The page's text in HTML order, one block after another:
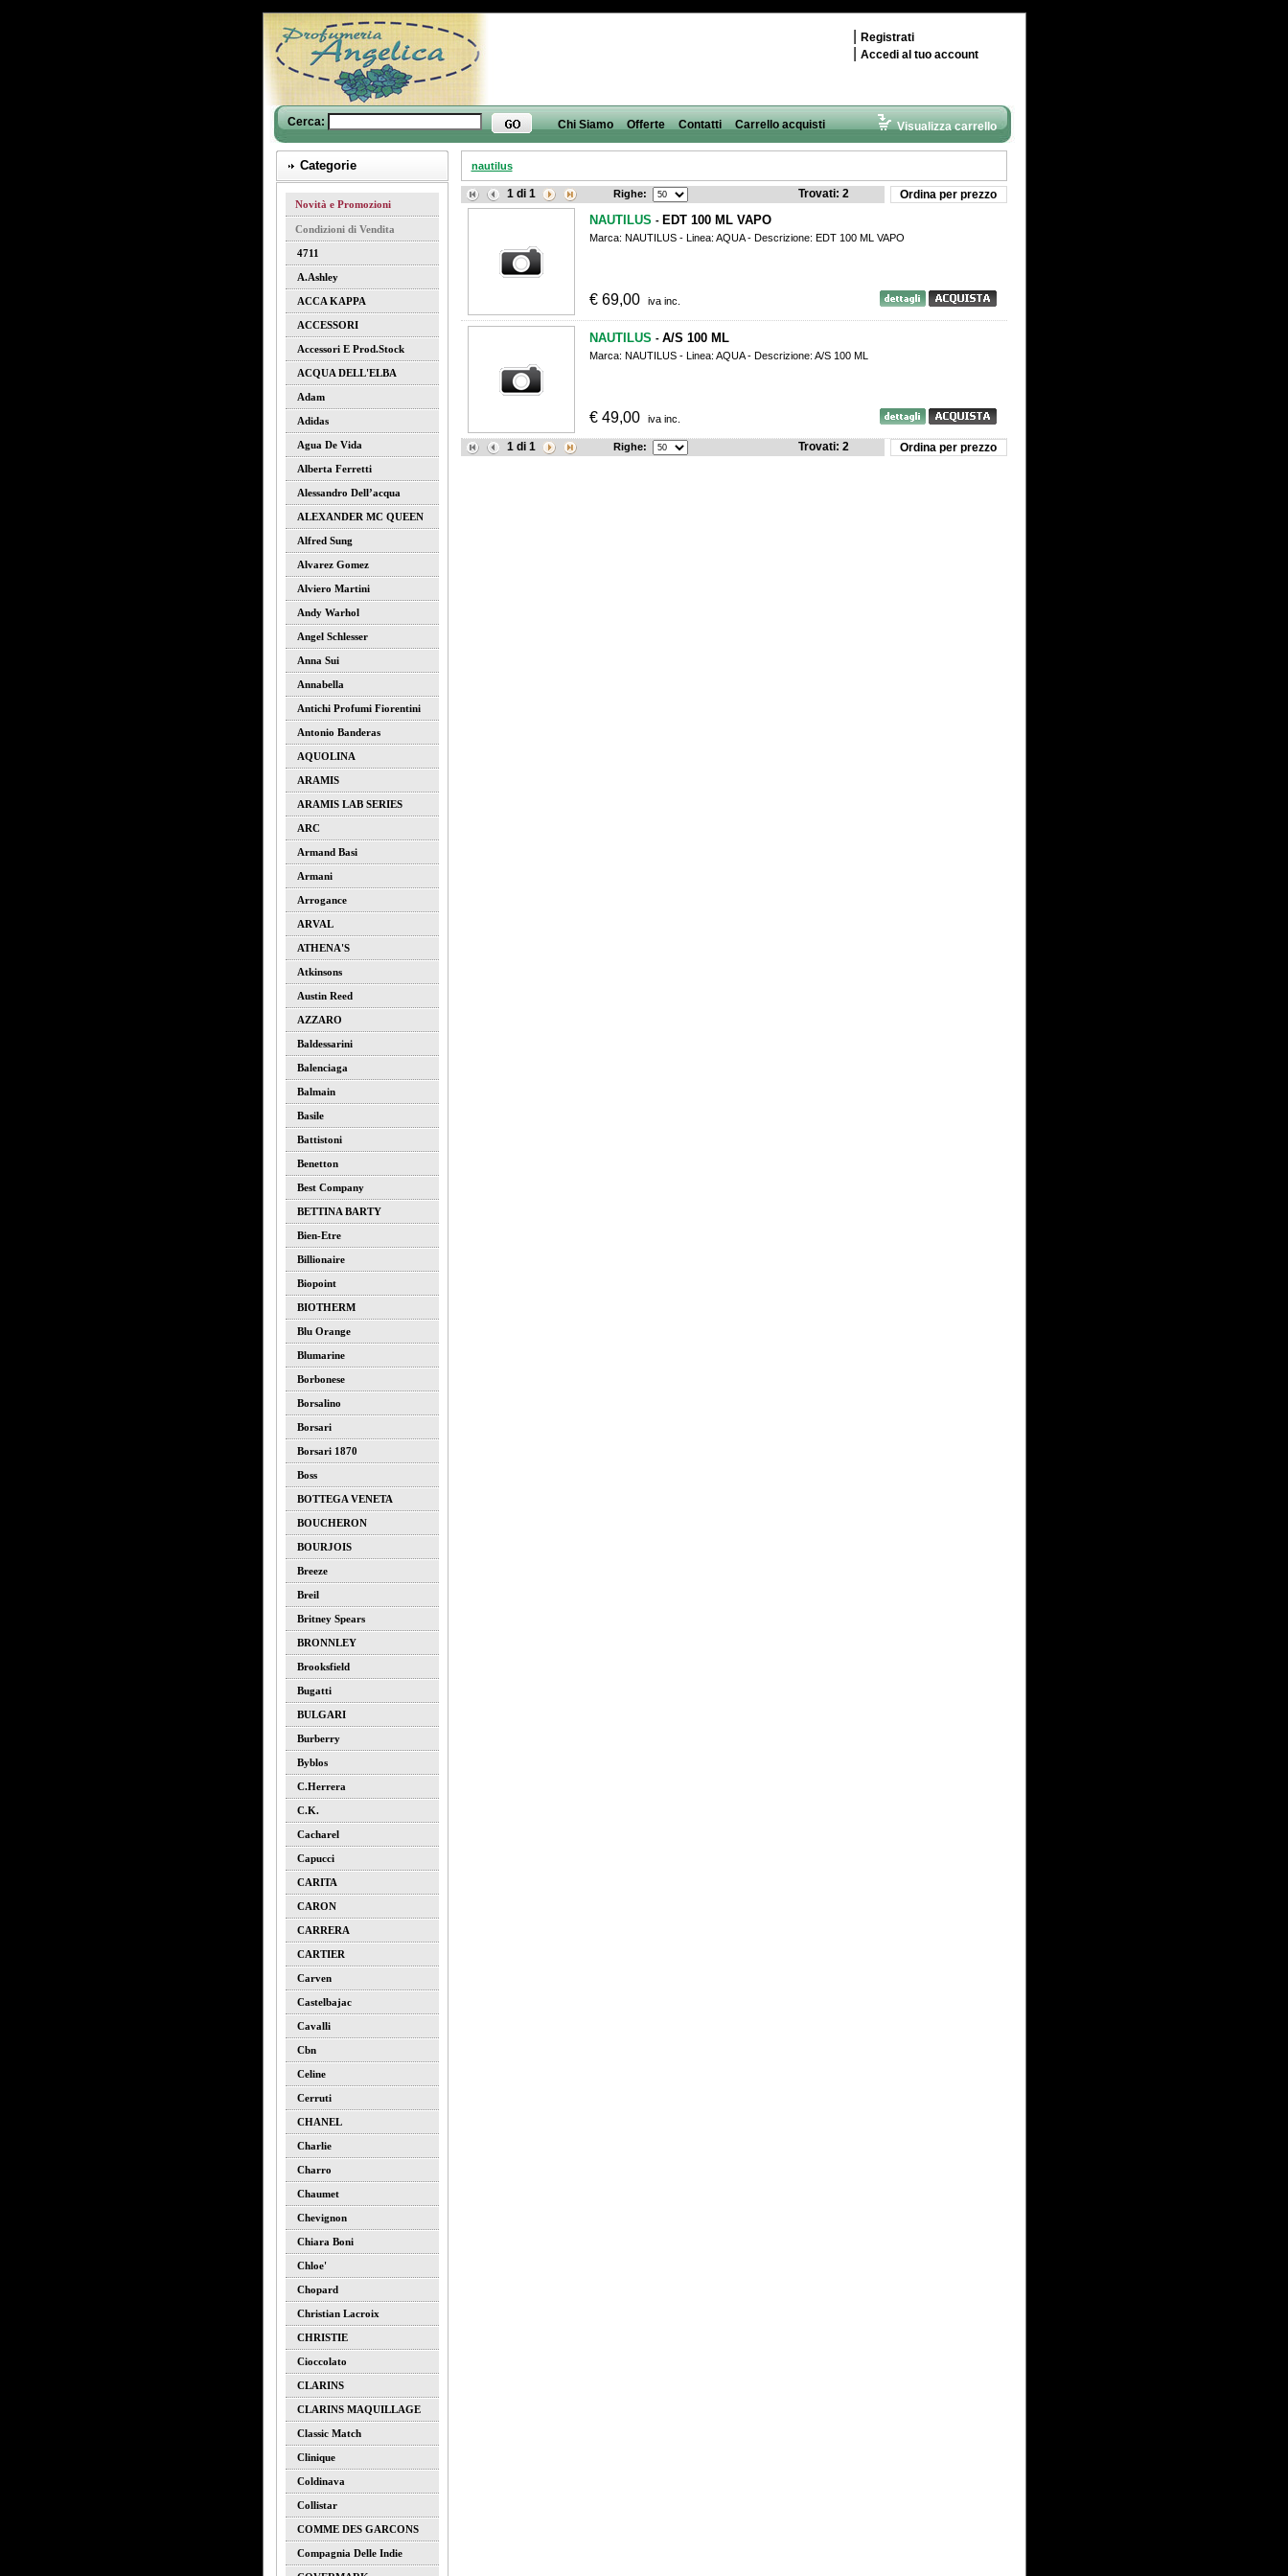
Registrati
Accedi al tuo account
Cerca: Chi Siamo Offerte Contatti Carrello acquisti Visualizza carrello
Categorie
Novità e Promozioni
Condizioni di Vendita
4711
A.ashley
ACCA KAPPA
ACCESSORI
Accessori E Prod.stock
ACQUA DELL'ELBA
Adam
Adidas
Agua De Vida
Alberta Ferretti
Alessandro Dell’acqua
ALEXANDER MC QUEEN
Alfred Sung
Alvarez Gomez
Alviero Martini
Andy Warhol
Angel Schlesser
Anna Sui
Annabella
Antichi Profumi Fiorentini
Antonio Banderas
AQUOLINA
ARAMIS
ARAMIS LAB SERIES
ARC
Armand Basi
Armani
Arrogance
ARVAL
ATHENA'S
Atkinsons
Austin Reed
AZZARO
Baldessarini
Balenciaga
Balmain
Basile
Battistoni
Benetton
Best Company
BETTINA BARTY
Bien-Etre
Billionaire
Biopoint
BIOTHERM
Blu Orange
Blumarine
Borbonese
Borsalino
Borsari
Borsari 1870
Boss
BOTTEGA VENETA
BOUCHERON
BOURJOIS
Breeze
Breil
Britney Spears
BRONNLEY
Brooksfield
Bugatti
BULGARI
Burberry
Byblos
C.herrera
C.k.
Cacharel
Capucci
CARITA
CARON
CARRERA
CARTIER
Carven
Castelbajac
Cavalli
Cbn
Celine
Cerruti
CHANEL
Charlie
Charro
Chaumet
Chevignon
Chiara Boni
Chloe'
Chopard
Christian Lacroix
CHRISTIE
Cioccolato
CLARINS
CLARINS MAQUILLAGE
Classic Match
Clinique
Coldinava
Collistar
COMME DES GARCONS
Compagnia Delle Indie
nautilus
1di 1 Righe: Trovati: 2 Ordina per prezzo
1di 1 Righe: Trovati: 2 Ordina per prezzo
NAUTILUS - EDT 100 ML VAPO
Marca: NAUTILUS - Linea: AQUA - Descrizione: EDT 100 ML VAPO
€ 69,00 iva inc.
NAUTILUS - A/S 100 ML
Marca: NAUTILUS - Linea: AQUA - Descrizione: A/S 100 ML
€ 49,00 iva inc.